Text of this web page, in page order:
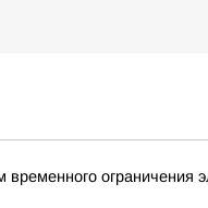
ограничения